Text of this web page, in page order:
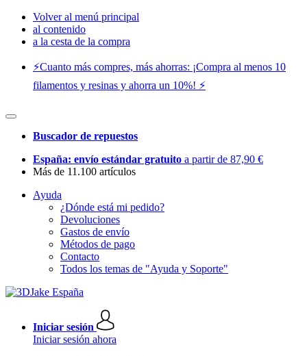
Volver al menú principal
al contenido
a la cesta de la compra
⚡️Cuanto más compres, más ahorras: ¡Compra al menos 10
filamentos y resinas y ahorra un 10%! ⚡️
Buscador de repuestos
España: envío estándar gratuito a partir de 87,90 €
Más de 11.100 artículos
Ayuda
¿Dónde está mi pedido?
Devoluciones
Gastos de envío
Métodos de pago
Contacto
Todos los temas de "Ayuda y Soporte"
Iniciar sesión
Iniciar sesión ahora